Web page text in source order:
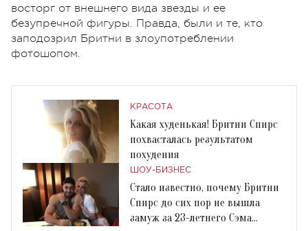
восторг от внешнего вида звезды и ее
безупречной фигуры. Правда, были и те, кто
заподозрил Бритни в злоупотреблении
фотошопом.
КРАСОТА
Какая худенькая! Бритни Спирс
похвасталась результатом
похудения
ШОУ-БИЗНЕС
Стало известно, почему Бритни
Спирс до сих пор не вышла
замуж за 23-летнего Сэма